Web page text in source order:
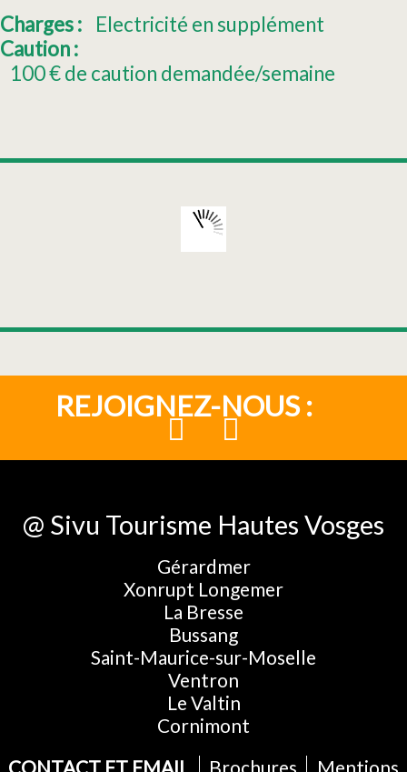
Charges :
Electricité en supplément
Caution :
100€ de caution demandée/semaine
REJOIGNEZ-NOUS :
@ Sivu Tourisme Hautes Vosges
Gérardmer
Xonrupt Longemer
La Bresse
Bussang
Saint-Maurice-sur-Moselle
Ventron
Le Valtin
Cornimont
CONTACT ET EMAIL
Brochures Mentions